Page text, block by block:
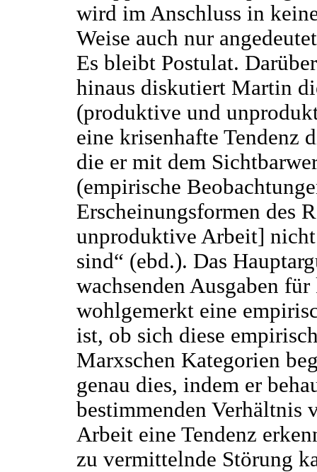
wird im Anschluss in
Weise auch nur
Es bleibt Postulat. Darüber
hinaus diskutiert Martin
(produktive und
eine krisenhafte Tendenz
die er mit dem
(empirische
Erscheinungsformen des
unproduktive Arbeit]
sind“ (ebd.). Das
wachsenden Ausgaben
wohlgemerkt eine
ist, ob sich diese
Marxschen Kategorien
genau dies, indem er
bestimmenden
Arbeit eine Tendenz
zu vermittelnde Störung